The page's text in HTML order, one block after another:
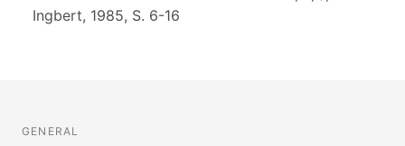
Ingbert, 1985, S. 6-16
GENERAL